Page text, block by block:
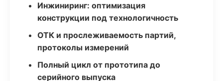
Инжиниринг: оптимизация
конструкции под технологичность
ОТК и прослеживаемость партий,
протоколы измерений
Полный цикл от прототипа до
серийного выпуска